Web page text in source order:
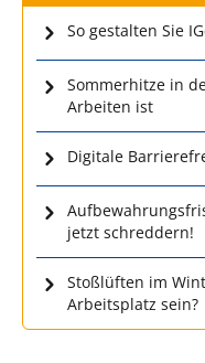
So gestalten Sie
Sommerhitze in
Arbeiten ist
Digitale
jetzt schreddern!
Stoßlüften im
Arbeitsplatz sein?